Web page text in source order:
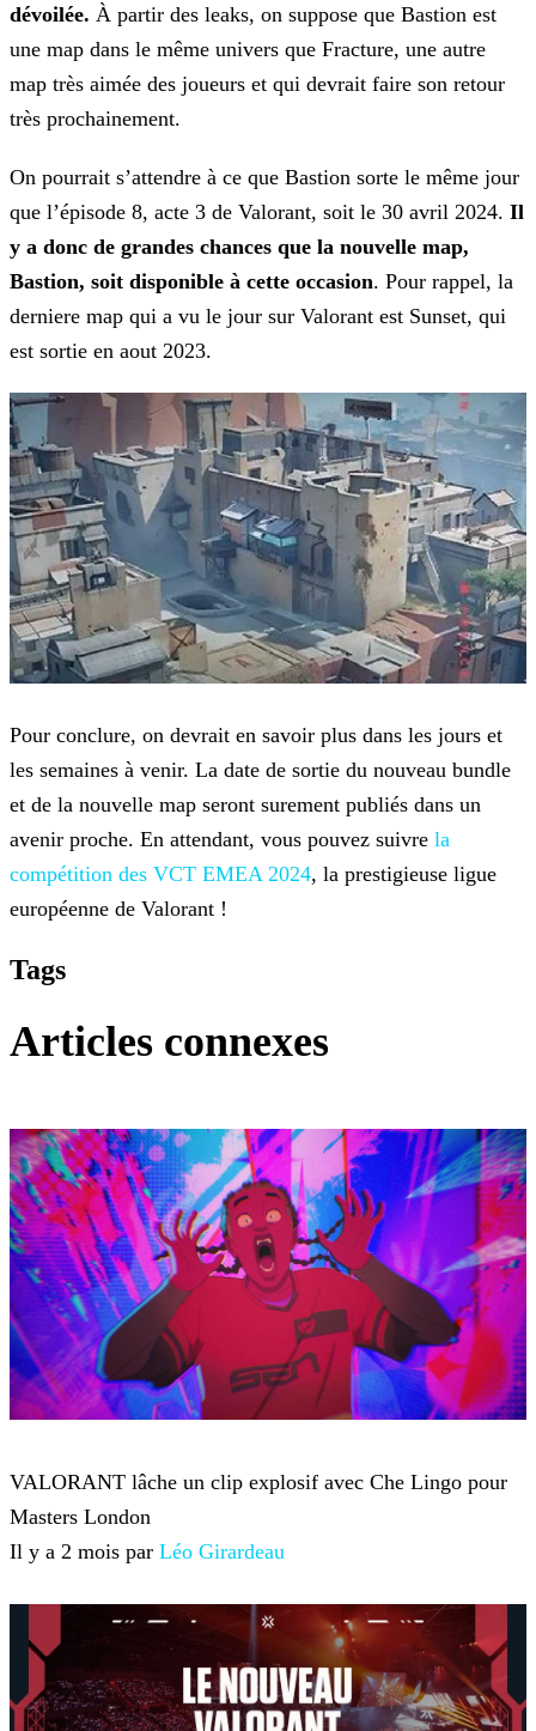
dévoilée. À partir des leaks, on suppose que Bastion est
une map dans le même univers que Fracture, une autre
map très aimée des joueurs et qui devrait faire son retour
très prochainement.
On pourrait s’attendre à ce que Bastion sorte le même jour
que l’épisode 8, acte 3 de Valorant, soit le 30 avril 2024. Il
y a donc de grandes chances que la nouvelle map,
Bastion, soit disponible à cette occasion. Pour rappel, la
derniere map qui a vu le jour sur Valorant est Sunset, qui
est sortie en aout 2023.
Pour conclure, on devrait en savoir plus dans les jours et
les semaines à venir. La date de sortie du nouveau bundle
et de la nouvelle map seront surement publiés dans un
avenir proche. En attendant, vous pouvez suivre la
compétition des VCT EMEA 2024, la prestigieuse ligue
européenne de Valorant !
Tags
Articles connexes
VALORANT lâche un clip explosif avec Che Lingo pour
Masters London
Il y a 2 mois par Léo Girardeau